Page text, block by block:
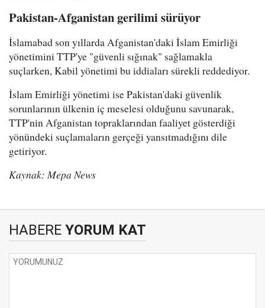
Pakistan-Afganistan gerilimi sürüyor
İslamabad son yıllarda Afganistan'daki İslam Emirliği
yönetimini TTP'ye "güvenli sığınak" sağlamakla
suçlarken, Kabil yönetimi bu iddiaları sürekli reddediyor.
İslam Emirliği yönetimi ise Pakistan'daki güvenlik
sorunlarının ülkenin iç meselesi olduğunu savunarak,
TTP'nin Afganistan topraklarından faaliyet gösterdiği
yönündeki suçlamaların gerçeği yansıtmadığını dile
getiriyor.
Kaynak: Mepa News
HABERE YORUM KAT